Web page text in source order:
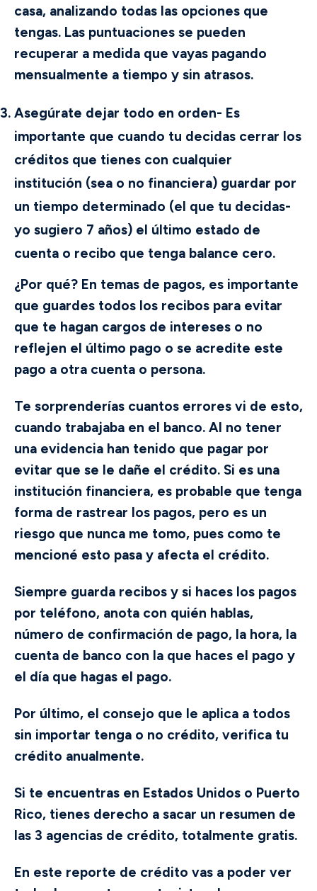
casa, analizando todas las opciones que
tengas. Las puntuaciones se pueden
recuperar a medida que vayas pagando
mensualmente a tiempo y sin atrasos.
Asegúrate dejar todo en orden- Es
importante que cuando tu decidas cerrar los
créditos que tienes con cualquier
institución (sea o no financiera) guardar por
un tiempo determinado (el que tu decidas-
yo sugiero 7 años) el último estado de
cuenta o recibo que tenga balance cero.
¿Por qué? En temas de pagos, es importante
que guardes todos los recibos para evitar
que te hagan cargos de intereses o no
reflejen el último pago o se acredite este
pago a otra cuenta o persona.
Te sorprenderías cuantos errores vi de esto,
cuando trabajaba en el banco. Al no tener
una evidencia han tenido que pagar por
evitar que se le dañe el crédito. Si es una
institución financiera, es probable que tenga
forma de rastrear los pagos, pero es un
riesgo que nunca me tomo, pues como te
mencioné esto pasa y afecta el crédito.
Siempre guarda recibos y si haces los pagos
por teléfono, anota con quién hablas,
número de confirmación de pago, la hora, la
cuenta de banco con la que haces el pago y
el día que hagas el pago.
Por último, el consejo que le aplica a todos
sin importar tenga o no crédito, verifica tu
crédito anualmente.
Si te encuentras en Estados Unidos o Puerto
Rico, tienes derecho a sacar un resumen de
las 3 agencias de crédito, totalmente gratis.
En este reporte de crédito vas a poder ver